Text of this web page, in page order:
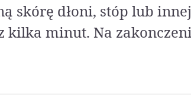
skórę dłoni, stóp lub
kilka minut. Na